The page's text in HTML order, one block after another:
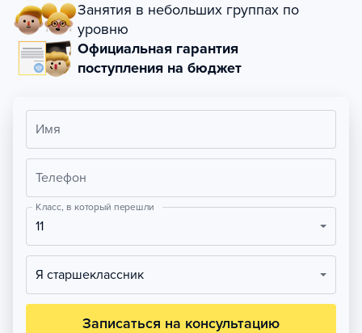
Занятия в небольших группах по
уровню
Официальная гарантия
поступления на бюджет
Имя
Телефон
Класс, в который перешли
11
Я старшеклассник
Записаться на консультацию